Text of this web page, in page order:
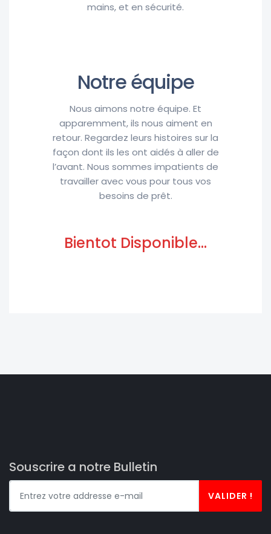
mains, et en sécurité.
Notre équipe
Nous aimons notre équipe. Et
apparemment, ils nous aiment en
retour. Regardez leurs histoires sur la
façon dont ils les ont aidés à aller de
l’avant. Nous sommes impatients de
travailler avec vous pour tous vos
besoins de prêt.
Bientot Disponible...
Souscrire a notre Bulletin
VALIDER !